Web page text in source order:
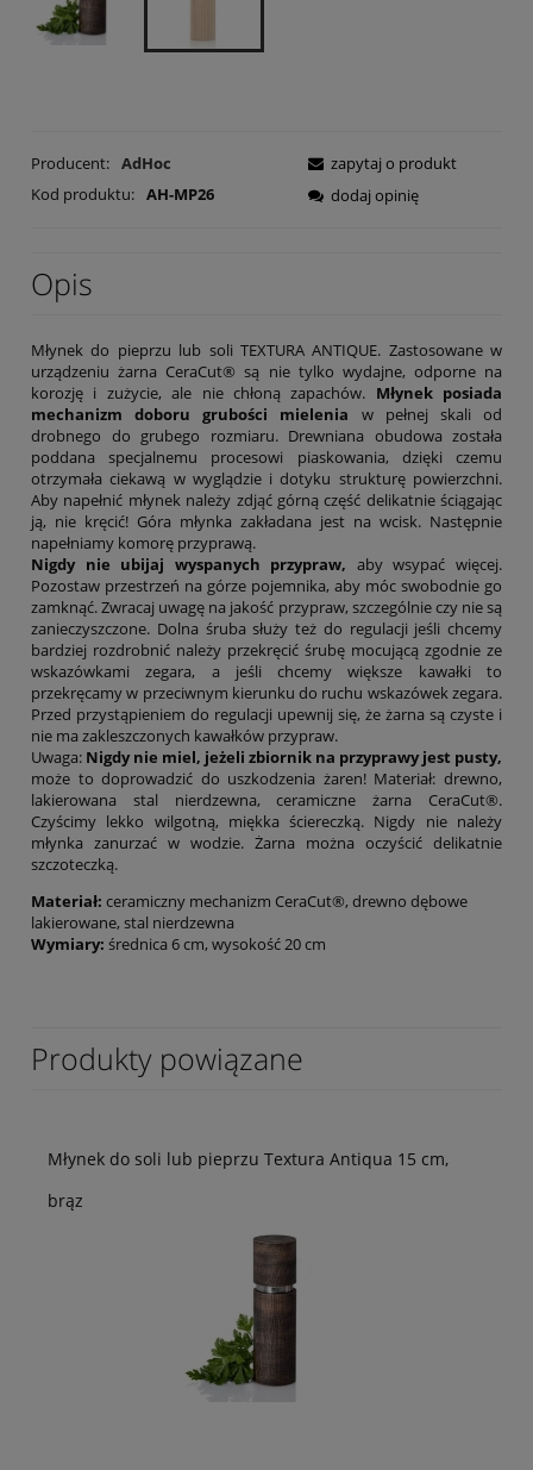
Producent: AdHoc
Kod produktu: AH-MP26
zapytaj o produkt
dodaj opinię
Opis
Młynek do pieprzu lub soli TEXTURA ANTIQUE. Zastosowane w
urządzeniu żarna CeraCut® są nie tylko wydajne, odporne na
korozję i zużycie, ale nie chłoną zapachów. Młynek posiada
mechanizm doboru grubości mielenia w pełnej skali od
drobnego do grubego rozmiaru. Drewniana obudowa została
poddana specjalnemu procesowi piaskowania, dzięki czemu
otrzymała ciekawą w wyglądzie i dotyku strukturę powierzchni.
Aby napełnić młynek należy zdjąć górną część delikatnie ściągając
ją, nie kręcić! Góra młynka zakładana jest na wcisk. Następnie
napełniamy komorę przyprawą.
Nigdy nie ubijaj wyspanych przypraw, aby wsypać więcej.
Pozostaw przestrzeń na górze pojemnika, aby móc swobodnie go
zamknąć. Zwracaj uwagę na jakość przypraw, szczególnie czy nie są
zanieczyszczone. Dolna śruba służy też do regulacji jeśli chcemy
bardziej rozdrobnić należy przekręcić śrubę mocującą zgodnie ze
wskazówkami zegara, a jeśli chcemy większe kawałki to
przekręcamy w przeciwnym kierunku do ruchu wskazówek zegara.
Przed przystąpieniem do regulacji upewnij się, że żarna są czyste i
nie ma zakleszczonych kawałków przypraw.
Uwaga: Nigdy nie miel, jeżeli zbiornik na przyprawy jest pusty,
może to doprowadzić do uszkodzenia żaren! Materiał: drewno,
lakierowana stal nierdzewna, ceramiczne żarna CeraCut®.
Czyścimy lekko wilgotną, miękka ściereczką. Nigdy nie należy
młynka zanurzać w wodzie. Żarna można oczyścić delikatnie
szczoteczką.
Materiał: ceramiczny mechanizm CeraCut®, drewno dębowe
lakierowane, stal nierdzewna
Wymiary: średnica 6 cm, wysokość 20 cm
Produkty powiązane
Młynek do soli lub pieprzu Textura Antiqua 15 cm,
brąz